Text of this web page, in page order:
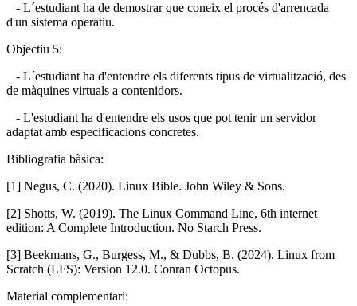
- L´estudiant ha de demostrar que coneix el procés d'arrencada
d'un sistema operatiu.
Objectiu 5:
- L´estudiant ha d'entendre els diferents tipus de virtualització, des
de màquines virtuals a contenidors.
- L'estudiant ha d'entendre els usos que pot tenir un servidor
adaptat amb especificacions concretes.
Bibliografia bàsica:
[1] Negus, C. (2020). Linux Bible. John Wiley & Sons.
[2] Shotts, W. (2019). The Linux Command Line, 6th internet
edition: A Complete Introduction. No Starch Press.
[3] Beekmans, G., Burgess, M., & Dubbs, B. (2024). Linux from
Scratch (LFS): Version 12.0. Conran Octopus.
Material complementari: